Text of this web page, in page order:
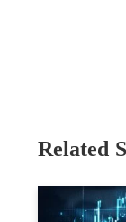
Related